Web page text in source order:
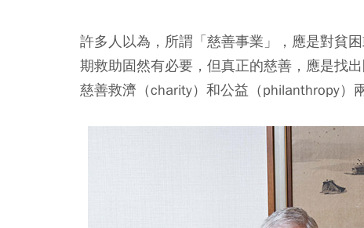
許多人以為，所謂「慈善事業」，應是對貧
期救助固然有必要，但真正的慈善，應是找
慈善救濟（charity）和公益（philanthropy）